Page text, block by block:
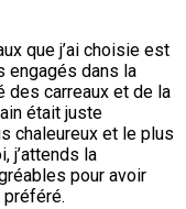
que j’ai choisie est
engagés dans la
des carreaux et de la
était juste
chaleureux et le plus
j’attends la
pour avoir
préféré.